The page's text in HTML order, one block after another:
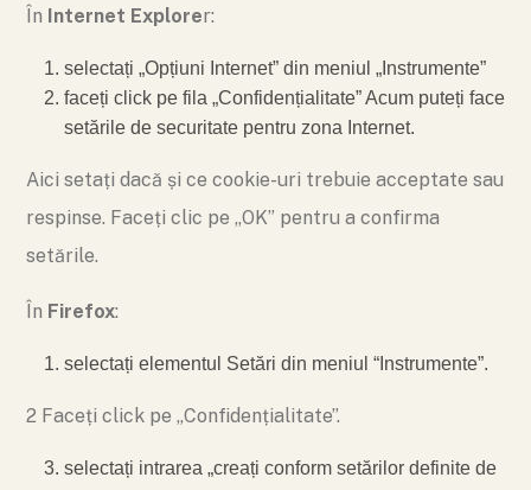
În Internet Explorer:
selectați „Opțiuni Internet” din meniul „Instrumente”
faceți click pe fila „Confidențialitate” Acum puteți face
setările de securitate pentru zona Internet.
Aici setați dacă și ce cookie-uri trebuie acceptate sau
respinse. Faceți clic pe „OK” pentru a confirma
setările.
În Firefox:
selectați elementul Setări din meniul “Instrumente”.
2 Faceți click pe „Confidențialitate”.
selectați intrarea „creați conform setărilor definite de